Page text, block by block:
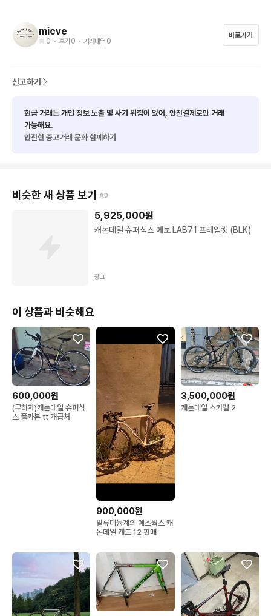
micve
0 ・ 후기 0 ・ 거래내역 0
바로가기
신고하기
현금 거래는 개인 정보 노출 및 사기 위험이 있어, 안전결제로만 거래
가능해요.
안전한 중고거래 문화 함께하기
비슷한 새 상품 보기 AD
5,925,000원
캐논데일 슈퍼식스 에보 LAB71 프레임킷 (BLK)
광고
이 상품과 비슷해요
600,000원
(무하자)캐논데일 슈퍼식
스 풀카본 tt 개급처
900,000원
알류미늄계의 에스웍스 캐
논데일 캐드 12 판매
3,500,000원
캐논데일 스카펠 2